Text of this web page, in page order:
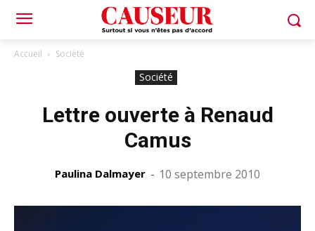
Accueil Société
Société
Lettre ouverte à Renaud
Camus
Paulina Dalmayer - 10 septembre 2010